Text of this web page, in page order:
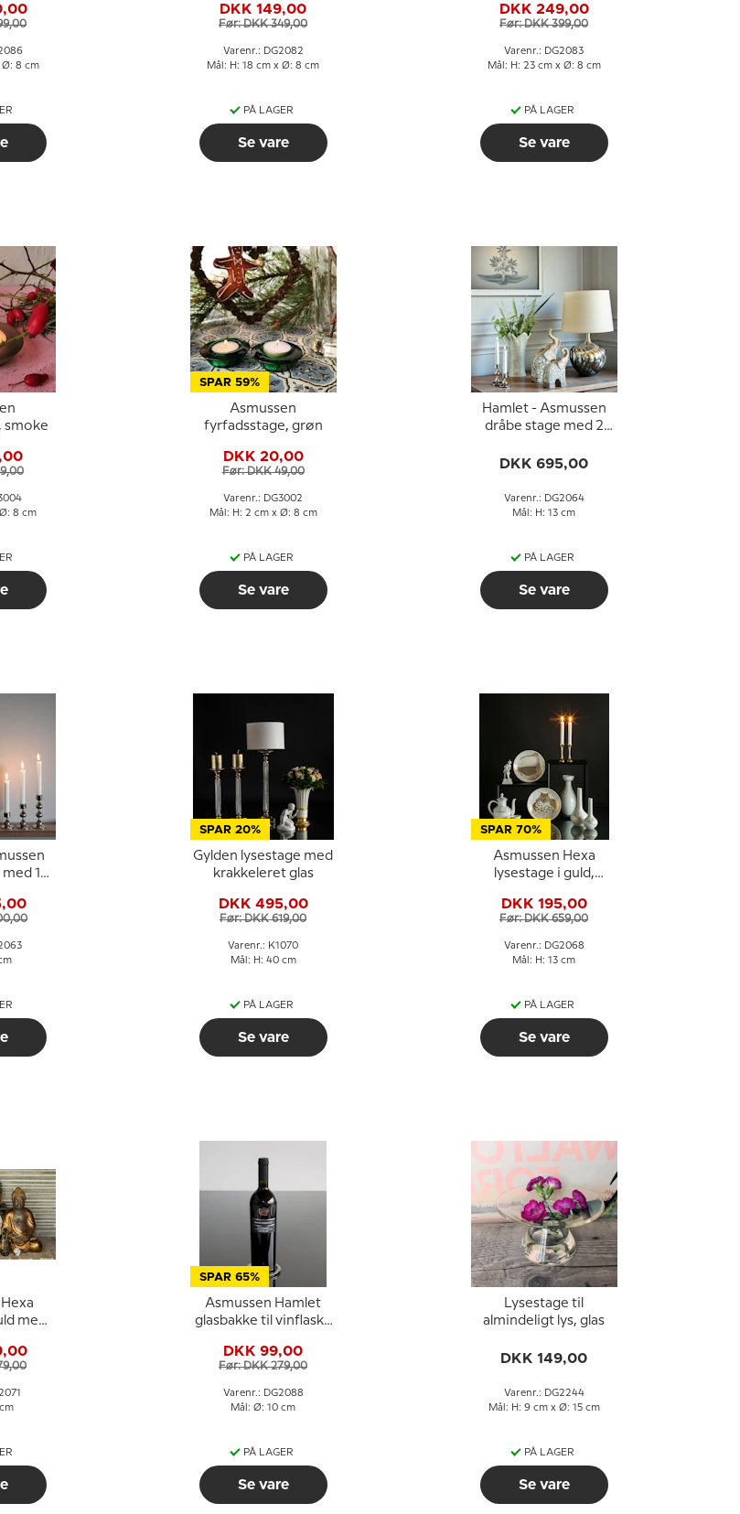
Ø: 8 cm
DKK 149,00
Før: DKK 349,00
Varenr.: DG2082
Mål: H: 18 cm x Ø: 8 cm
PÅ LAGER
Se vare
DKK 249,00
Før: DKK 399,00
Varenr.: DG2083
Mål: H: 23 cm x Ø: 8 cm
PÅ LAGER
Se vare
smoke
8 cm
SPAR 59%
Asmussen
fyrfadsstage, grøn
DKK 20,00
Før: DKK 49,00
Varenr.: DG3002
Mål: H: 2 cm x Ø: 8 cm
PÅ LAGER
Se vare
Hamlet - Asmussen
dråbe stage med 2
DKK 695,00
Varenr.: DG2064
Mål: H: 13 cm
PÅ LAGER
Se vare
1
SPAR 20%
Gylden lysestage med
krakkeleret glas
DKK 495,00
Før: DKK 619,00
Varenr.: K1070
Mål: H: 40 cm
PÅ LAGER
Se vare
SPAR 70%
Asmussen Hexa
lysestage i guld,
DKK 195,00
Før: DKK 659,00
Varenr.: DG2068
Mål: H: 13 cm
PÅ LAGER
Se vare
med
SPAR 65%
Asmussen Hamlet
glasbakke til vinflaske
DKK 99,00
Før: DKK 279,00
Varenr.: DG2088
Mål: Ø: 10 cm
PÅ LAGER
Se vare
Lysestage til
almindeligt lys, glas
DKK 149,00
Varenr.: DG2244
Mål: H: 9 cm x Ø: 15 cm
PÅ LAGER
Se vare